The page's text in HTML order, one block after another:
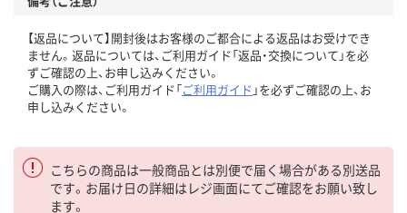
【返品について】開封後はお客様のご都合による返品はお受けでき
ません。返品については、ご利用ガイド「返品・交換について」を必
ずご確認の上、お申し込みください。
ご購入の際は、ご利用ガイド「ご利用ガイド 」を必ずご確認の上、お
申し込みください。
こちらの商品は一般商品とは別便で届く場合がある別送品
です。お届け日の詳細はレジ画面にてご確認をお願い致し
ます。